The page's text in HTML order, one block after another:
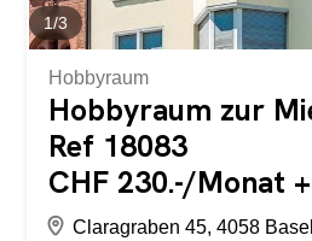
1/3
Hobbyraum
Hobbyraum zur
Ref 18083
CHF 230.-/Monat
Claragraben 45, 4058 Basel